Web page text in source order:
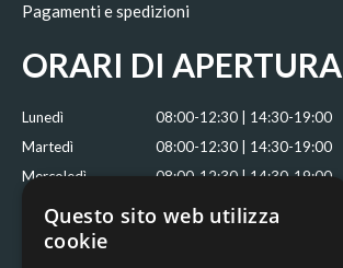
Pagamenti e spedizioni
ORARI DI APERTURA
Lunedì
08:00-12:30 | 14:30-19:00
Martedì
08:00-12:30 | 14:30-19:00
Mercoledì
08:00-12:30 | 14:30-19:00
Giovedì
08:00-12:30 | 14:30-18:00
Venerdì
Questo sito web utilizza
cookie